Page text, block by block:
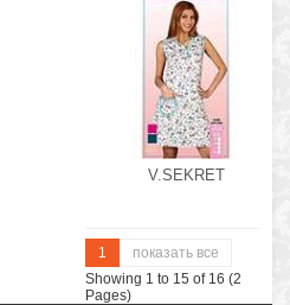
V.SEKRET
1
показать все
Showing 1 to 15 of 16 (2
Pages)